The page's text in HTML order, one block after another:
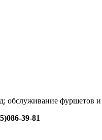
обслуживание фуршетов
39-81